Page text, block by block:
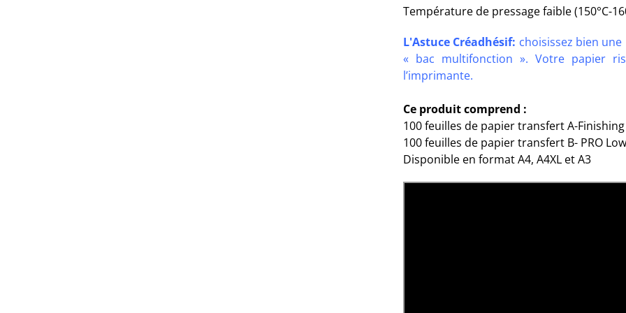
Température de pressage faible (150°C-
L'Astuce Créadhésif: choisissez bien
« bac multifonction ». Votre papier
l’imprimante.
Ce produit comprend :
100 feuilles de papier transfert A-Finishing
100 feuilles de papier transfert B- PRO
Disponible en format A4, A4XL et A3